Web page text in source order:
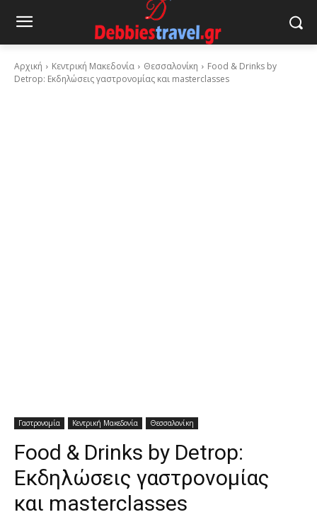
Αρχική Κεντρική Μακεδονία Θεσσαλονίκη
Food & Drinks by
Detrop: Εκδηλώσεις γαστρονομίας και masterclasses
Γαστρονομία Κεντρική Μακεδονία Θεσσαλονίκη
Food & Drinks by Detrop:
Εκδηλώσεις γαστρονομίας
και masterclasses